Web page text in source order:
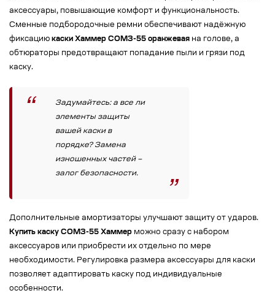
аксессуары, повышающие комфорт и функциональность.
Сменные подбородочные ремни обеспечивают надёжную
фиксацию каски Хаммер СОМЗ-55 оранжевая на голове, а
обтюраторы предотвращают попадание пыли и грязи под
каску.
Задумайтесь: а все ли
элементы защиты
вашей каски в
порядке? Замена
изношенных частей –
залог безопасности.
Дополнительные амортизаторы улучшают защиту от ударов.
Купить каску СОМЗ-55 Хаммер можно сразу с набором
аксессуаров или приобрести их отдельно по мере
необходимости. Регулировка размера аксессуары для каски
позволяет адаптировать каску под индивидуальные
особенности.